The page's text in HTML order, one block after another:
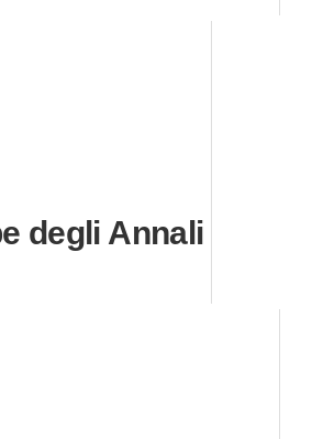
degli Annali